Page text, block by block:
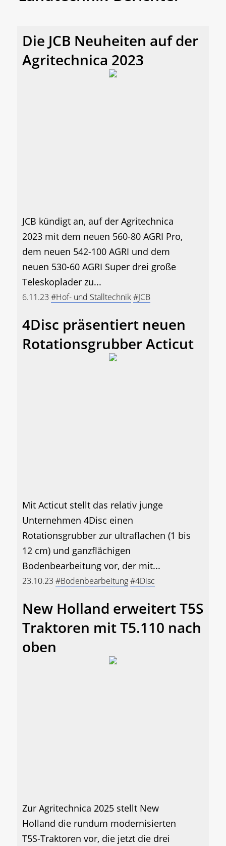
Die JCB Neuheiten auf der
Agritechnica 2023
JCB kündigt an, auf der Agritechnica
2023 mit dem neuen 560-80 AGRI Pro,
dem neuen 542-100 AGRI und dem
neuen 530-60 AGRI Super drei große
Teleskoplader zu...
6.11.23 #Hof- und Stalltechnik#JCB
4Disc präsentiert neuen
Rotationsgrubber Acticut
Mit Acticut stellt das relativ junge
Unternehmen 4Disc einen
Rotationsgrubber zur ultraflachen (1 bis
12 cm) und ganzflächigen
Bodenbearbeitung vor, der mit...
23.10.23 #Bodenbearbeitung#4Disc
New Holland erweitert T5S
Traktoren mit T5.110 nach
oben
Zur Agritechnica 2025 stellt New
Holland die rundum modernisierten
T5S-Traktoren vor, die jetzt die drei